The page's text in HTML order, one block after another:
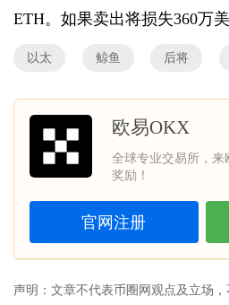
ETH。如果卖出将损失360万美
以太 鲸鱼 后将
欧易OKX
全球专业交易所，来
奖励！
官网注册
声明：文章不代表币圈网观点及立场